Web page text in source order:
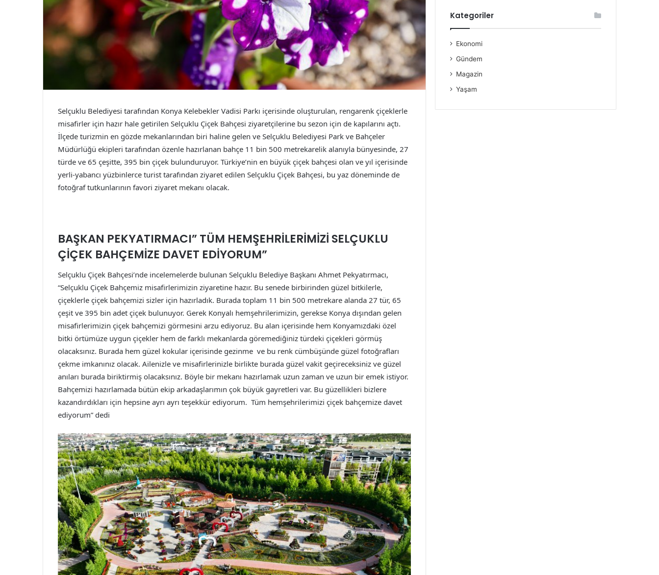
Selçuklu Belediyesi tarafından Konya Kelebekler Vadisi Parkı içerisinde oluşturulan, rengarenk çiçeklerle
misafirler için hazır hale getirilen Selçuklu Çiçek Bahçesi ziyaretçilerine bu sezon için de kapılarını açtı.
İlçede turizmin en gözde mekanlarından biri haline gelen ve Selçuklu Belediyesi Park ve Bahçeler
Müdürlüğü ekipleri tarafından özenle hazırlanan bahçe 11 bin 500 metrekarelik alanıyla bünyesinde, 27
türde ve 65 çeşitte, 395 bin çiçek bulunduruyor. Türkiye’nin en büyük çiçek bahçesi olan ve yıl içerisinde
yerli-yabancı yüzbinlerce turist tarafından ziyaret edilen Selçuklu Çiçek Bahçesi, bu yaz döneminde de
fotoğraf tutkunlarının favori ziyaret mekanı olacak.
BAŞKAN PEKYATIRMACI” TÜM HEMŞEHRİLERİMİZİ SELÇUKLU
ÇİÇEK BAHÇEMİZE DAVET EDİYORUM”
Selçuklu Çiçek Bahçesi’nde incelemelerde bulunan Selçuklu Belediye Başkanı Ahmet Pekyatırmacı,
“Selçuklu Çiçek Bahçemiz misafirlerimizin ziyaretine hazır. Bu senede birbirinden güzel bitkilerle,
çiçeklerle çiçek bahçemizi sizler için hazırladık. Burada toplam 11 bin 500 metrekare alanda 27 tür, 65
çeşit ve 395 bin adet çiçek bulunuyor. Gerek Konyalı hemşehrilerimizin, gerekse Konya dışından gelen
misafirlerimizin çiçek bahçemizi görmesini arzu ediyoruz. Bu alan içerisinde hem Konyamızdaki özel
bitki örtümüze uygun çiçekler hem de farklı mekanlarda göremediğiniz türdeki çiçekleri görmüş
olacaksınız. Burada hem güzel kokular içerisinde gezinme ve bu renk cümbüşünde güzel fotoğrafları
çekme imkanınız olacak. Ailenizle ve misafirlerinizle birlikte burada güzel vakit geçireceksiniz ve güzel
anıları burada biriktirmiş olacaksınız. Böyle bir mekanı hazırlamak uzun zaman ve uzun bir emek istiyor.
Bahçemizi hazırlamada bütün ekip arkadaşlarımın çok büyük gayretleri var. Bu güzellikleri bizlere
kazandırdıkları için hepsine ayrı ayrı teşekkür ediyorum. Tüm hemşehrilerimizi çiçek bahçemize davet
ediyorum” dedi
Kategoriler
Ekonomi
Gündem
Magazin
Yaşam